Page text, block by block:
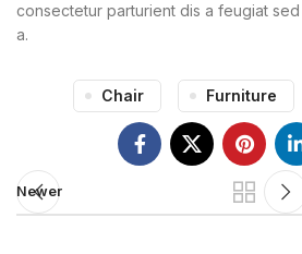
consectetur parturient dis a feugiat
a.
Chair Furniture
Newer